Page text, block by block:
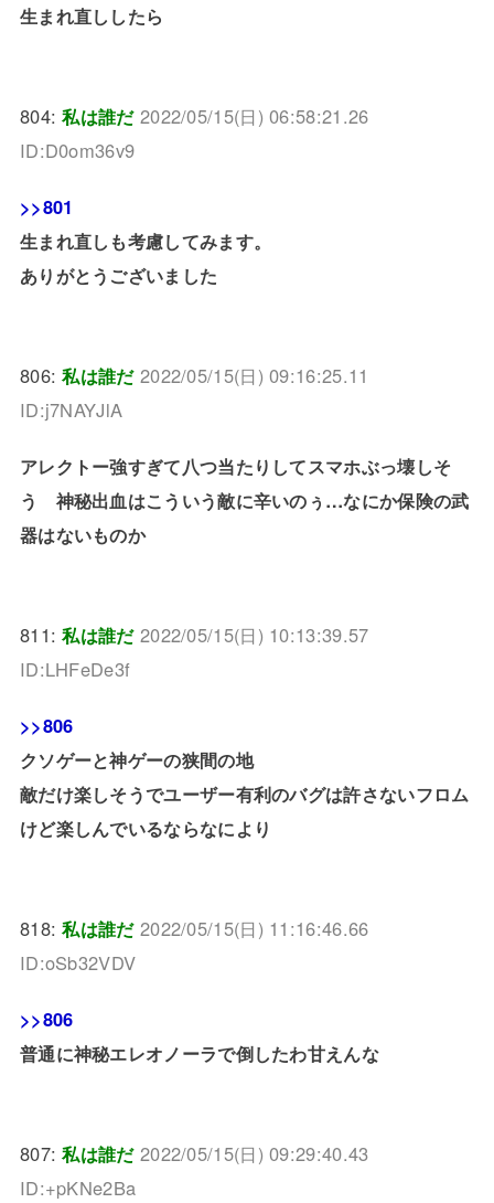
生まれ直ししたら
804:私は誰だ 2022/05/15(日) 06:58:21.26
ID:D0om36v9
>>801
生まれ直しも考慮してみます。
ありがとうございました
806:私は誰だ 2022/05/15(日) 09:16:25.11
ID:j7NAYJlA
アレクトー強すぎて八つ当たりしてスマホぶっ壊しそ
う 神秘出血はこういう敵に辛いのぅ…なにか保険の武
器はないものか
811:私は誰だ 2022/05/15(日) 10:13:39.57
ID:LHFeDe3f
>>806
クソゲーと神ゲーの狭間の地
敵だけ楽しそうでユーザー有利のバグは許さないフロム
けど楽しんでいるならなにより
818:私は誰だ 2022/05/15(日) 11:16:46.66
ID:oSb32VDV
>>806
普通に神秘エレオノーラで倒したわ甘えんな
807:私は誰だ 2022/05/15(日) 09:29:40.43
ID:+pKNe2Ba